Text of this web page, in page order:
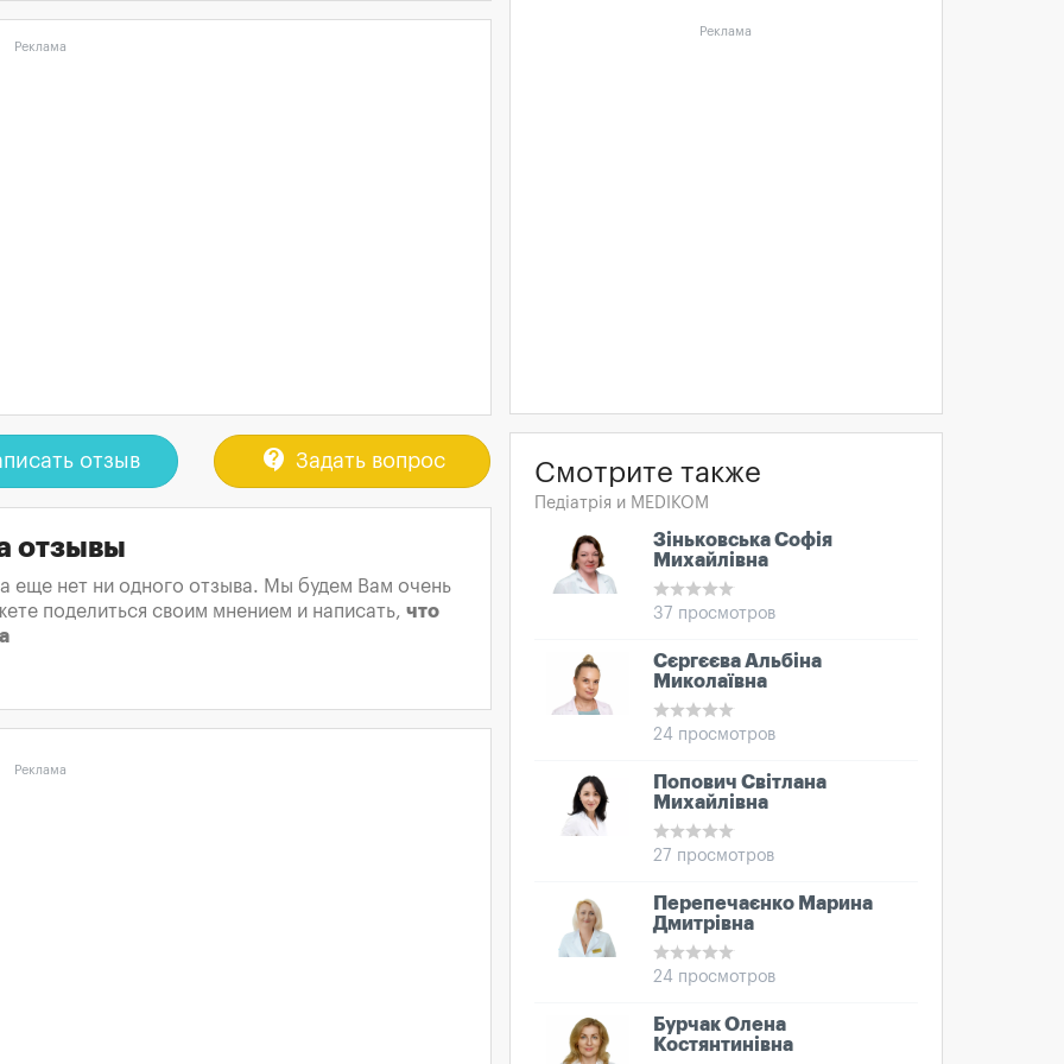
Реклама
отзыв contact_support Задать вопрос
отзывы
еще нет ни одного отзыва. Мы будем Вам очень
поделиться своим мнением и написать, что
Реклама
Реклама
Смотрите также
Педіатрія и MEDIKOM
Зіньковська Софія
Михайлівна
37 просмотров
Сєргєєва Альбіна
Миколаївна
24 просмотров
Попович Світлана
Михайлівна
27 просмотров
Перепечаєнко Марина
Дмитрівна
24 просмотров
Бурчак Олена
Костянтинівна